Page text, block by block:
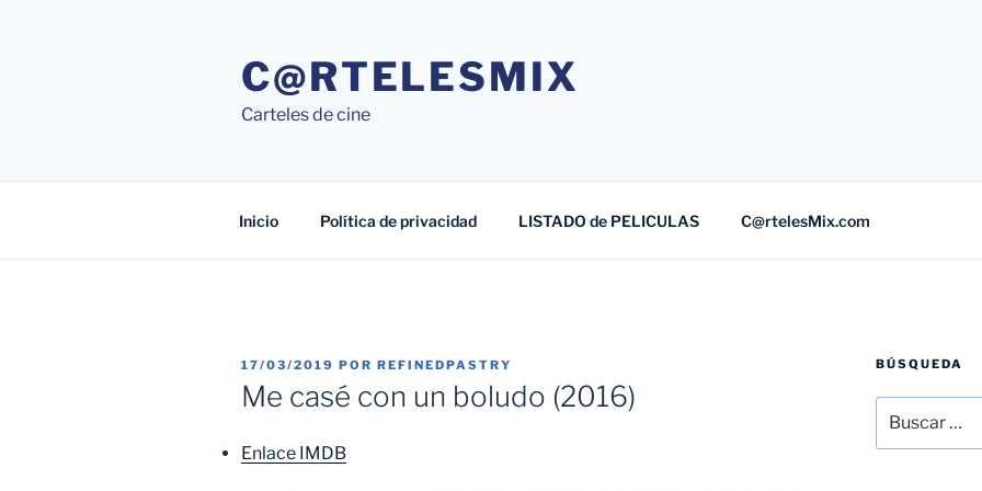
C@RTELESMIX
Carteles de cine
Inicio Política de privacidad LISTADO de PELICULAS C@rtelesMix.com
PUBLICADO
EL
17/03/2019 POR REFINEDPASTRY
Me casé con un boludo (2016)
Enlace IMDB
BÚSQUEDA
por: